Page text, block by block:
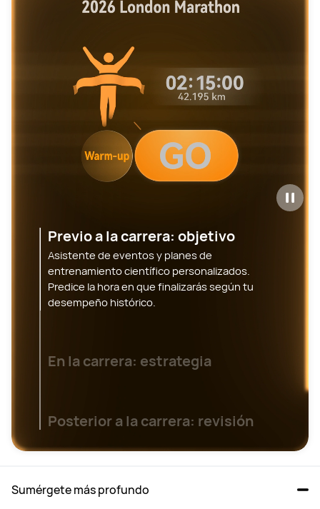
Previo a la carrera: objetivo
Asistente de eventos y planes de
entrenamiento científico personalizados.
Predice la hora en que finalizarás según tu
desempeño histórico.
En la carrera: estrategia
Posterior a la carrera: revisión
Sumérgete más profundo